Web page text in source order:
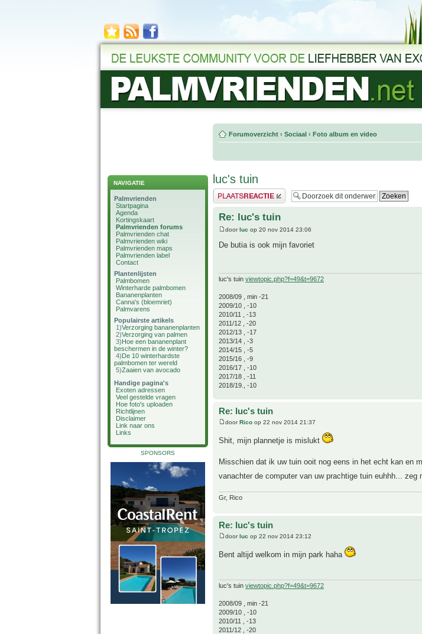
NAVIGATIE
Palmvrienden
Startpagina
Agenda
Kortingskaart
Palmvrienden forums
Palmvrienden chat
Palmvrienden wiki
Palmvrienden maps
Palmvrienden label
Contact
Plantenlijsten
Palmbomen
Winterharde palmbomen
Bananenplanten
Canna's (bloemriet)
Palmvarens
Populairste artikels
1)Verzorging bananenplanten
2)Verzorging van palmen
3)Hoe een bananenplant
beschermen in de winter?
4)De 10 winterhardste
palmbomen ter wereld
5)Zaaien van avocado
Handige pagina's
Exoten adressen
Veel gestelde vragen
Hoe foto's uploaden
Richtlijnen
Disclaimer
Link naar ons
Links
SPONSORS
Forumoverzicht ‹ Sociaal ‹ Foto album en video
luc's tuin
Plaats een reactie
Re: luc's tuin
doorluc op 20 nov 2014 23:06
De butia is ook mijn favoriet
luc's tuin viewtopic.php?f=49&t=9672
2008/09 , min -21
2009/10 , -10
2010/11 , -13
2011/12 , -20
2012/13 , -17
2013/14 , -3
2014/15 , -5
2015/16 , -9
2016/17 , -10
2017/18 , -11
2018/19., -10
Re: luc's tuin
doorRico op 22 nov 2014 21:37
Shit, mijn plannetje is mislukt
Misschien dat ik uw tuin ooit nog eens in het echt kan en
vanachter de computer van uw prachtige tuin euhhh... zeg
Gr, Rico
Re: luc's tuin
doorluc op 22 nov 2014 23:12
Bent altijd welkom in mijn park haha
luc's tuin viewtopic.php?f=49&t=9672
2008/09 , min -21
2009/10 , -10
2010/11 , -13
2011/12 , -20